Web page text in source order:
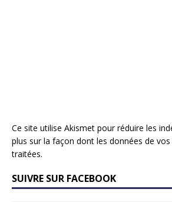
Ce site utilise Akismet pour réduire les
plus sur la façon dont les données de
traitées.
SUIVRE SUR FACEBOOK